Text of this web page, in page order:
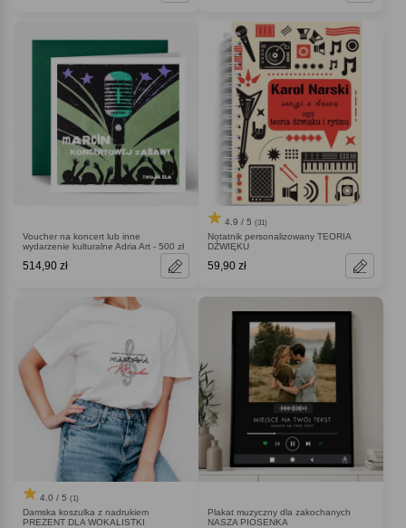
Voucher na koncert lub inne
wydarzenie kulturalne Adria Art - 500 zł
514,90 zł
4.9 / 5 (31)
Notatnik personalizowany TEORIA
DŹWIĘKU
59,90 zł
4.0 / 5 (1)
Damska koszulka z nadrukiem
PREZENT DLA WOKALISTKI
Plakat muzyczny dla zakochanych
NASZA PIOSENKA